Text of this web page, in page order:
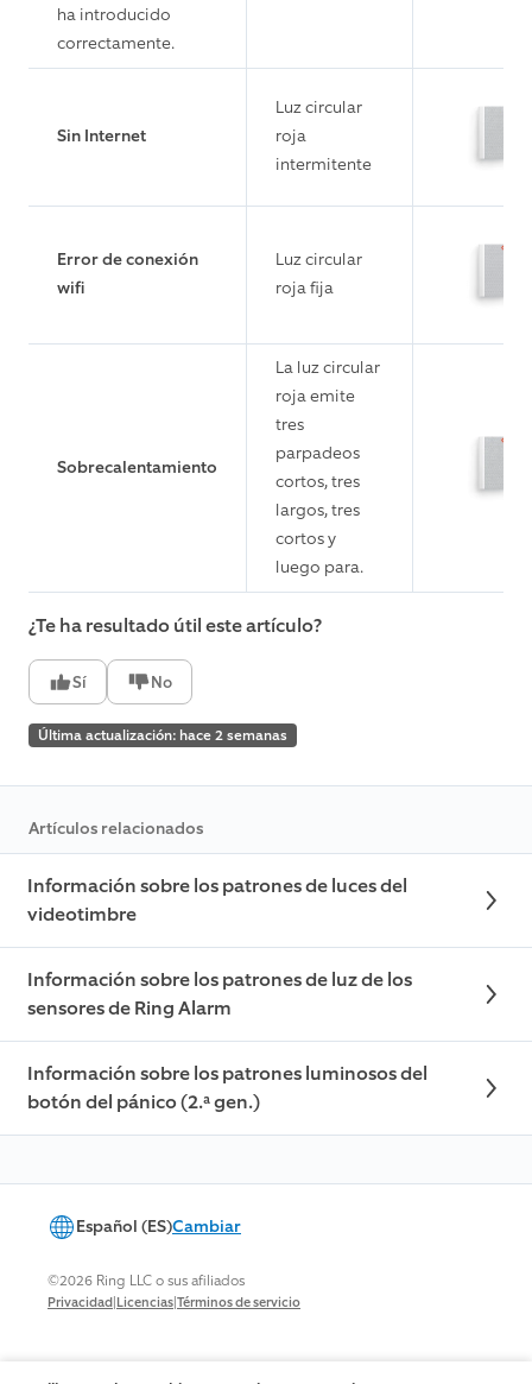
ha introducido
correctamente.
Sin Internet
Luz circular
roja
intermitente
Error de conexión
wifi
Luz circular
roja fija
Sobrecalentamiento
La luz circular
roja emite
tres
parpadeos
cortos, tres
largos, tres
cortos y
luego para.
¿Te ha resultado útil este artículo?
Sí No
Última actualización: hace 2 semanas
Artículos relacionados
Información sobre los patrones de luces del
videotimbre
Información sobre los patrones de luz de los
sensores de Ring Alarm
Información sobre los patrones luminosos del
botón del pánico (2.ª gen.)
Español (ES)Cambiar
©2026 Ring LLC o sus afiliados
Privacidad|Licencias|Términos de servicio